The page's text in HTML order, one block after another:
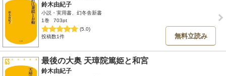
鈴木由紀子
小説・実用書、幻冬舎新書
1巻
703pt
(5.0)
投稿数1件
無料立読み
最後の大奥 天璋院篤姫と和宮
鈴木由紀子